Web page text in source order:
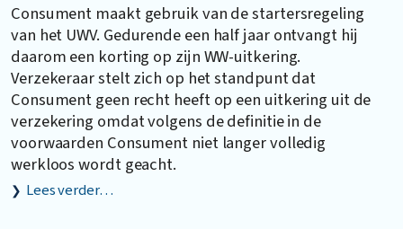
Consument maakt gebruik van de startersregeling
van het UWV. Gedurende een half jaar ontvangt hij
daarom een korting op zijn WW-uitkering.
Verzekeraar stelt zich op het standpunt dat
Consument geen recht heeft op een uitkering uit de
verzekering omdat volgens de definitie in de
voorwaarden Consument niet langer volledig
werkloos wordt geacht.
Lees verder…